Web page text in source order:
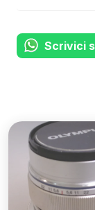
Scrivici